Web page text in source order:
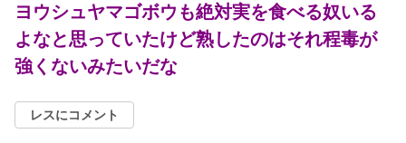
ヨウシュヤマゴボウも絶対実を食べる奴いる
よなと思っていたけど熟したのはそれ程毒が
強くないみたいだな
レスにコメント